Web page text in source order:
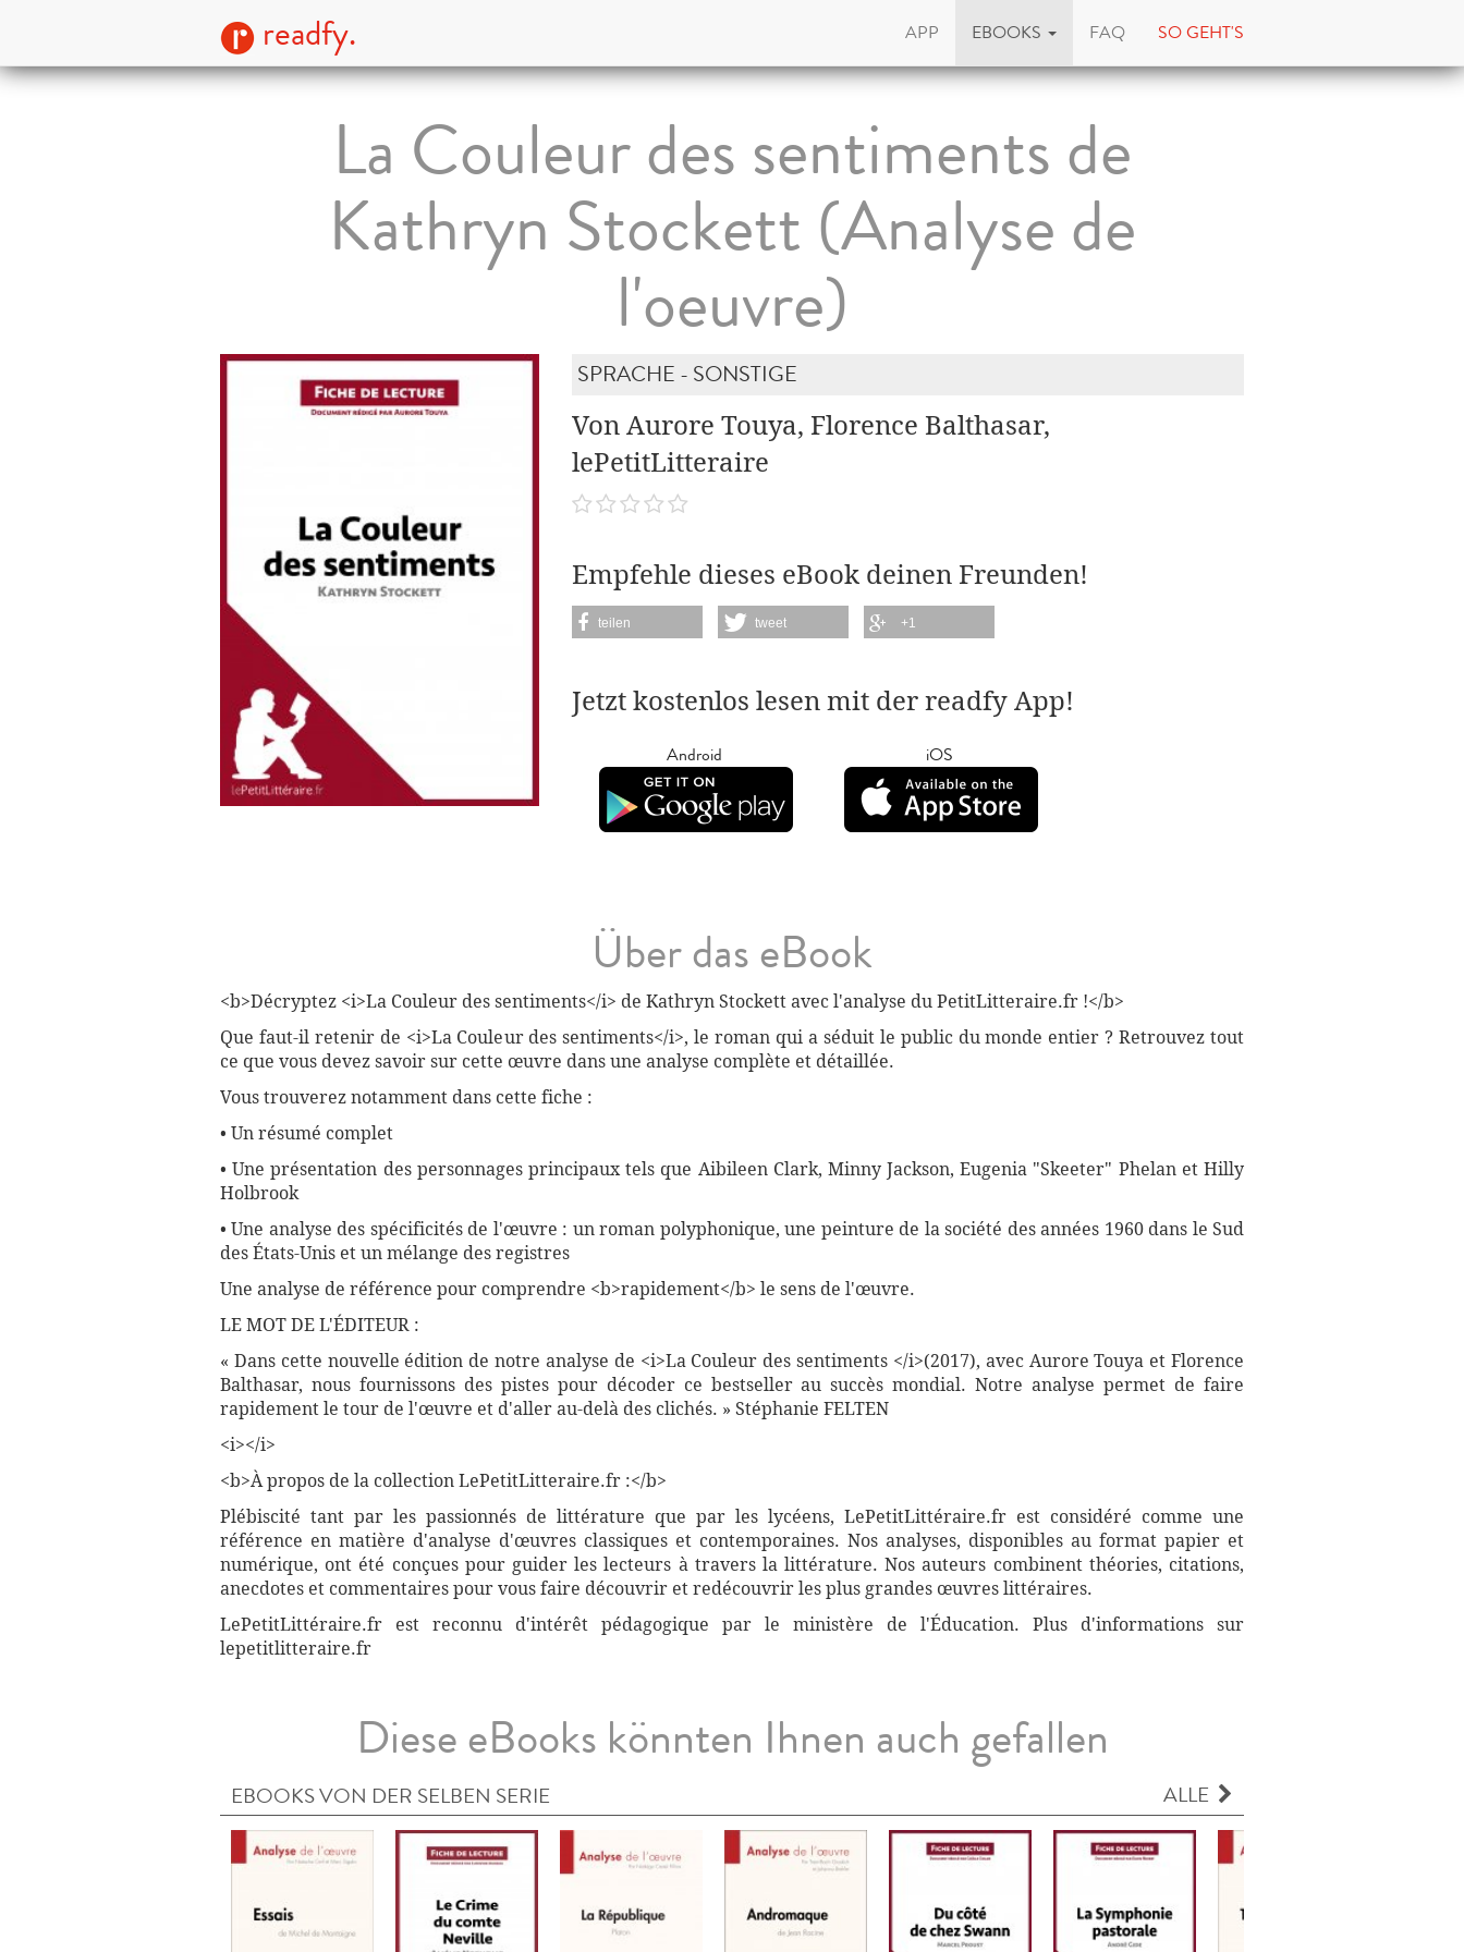
readfy. APP EBOOKS FAQ SO GEHT'S
La Couleur des sentiments de
Kathryn Stockett (Analyse de
l'oeuvre)
SPRACHE - SONSTIGE
Von Aurore Touya, Florence Balthasar,
lePetitLitteraire
Empfehle dieses eBook deinen Freunden!
teilen tweet +1
Jetzt kostenlos lesen mit der readfy App!
Android iOS
Über das eBook
<b>Décryptez <i>La Couleur des sentiments</i> de Kathryn Stockett avec l'analyse du PetitLitteraire.fr !</b>
Que faut-il retenir de <i>La Couleur des sentiments</i>, le roman qui a séduit le public du monde entier ? Retrouvez tout
ce que vous devez savoir sur cette œuvre dans une analyse complète et détaillée.
Vous trouverez notamment dans cette fiche :
• Un résumé complet
• Une présentation des personnages principaux tels que Aibileen Clark, Minny Jackson, Eugenia "Skeeter" Phelan et Hilly
Holbrook
• Une analyse des spécificités de l'œuvre : un roman polyphonique, une peinture de la société des années 1960 dans le Sud
des États-Unis et un mélange des registres
Une analyse de référence pour comprendre <b>rapidement</b> le sens de l'œuvre.
LE MOT DE L'ÉDITEUR :
« Dans cette nouvelle édition de notre analyse de <i>La Couleur des sentiments </i>(2017), avec Aurore Touya et Florence
Balthasar, nous fournissons des pistes pour décoder ce bestseller au succès mondial. Notre analyse permet de faire
rapidement le tour de l'œuvre et d'aller au-delà des clichés. » Stéphanie FELTEN
<i></i>
<b>À propos de la collection LePetitLitteraire.fr :</b>
Plébiscité tant par les passionnés de littérature que par les lycéens, LePetitLittéraire.fr est considéré comme une
référence en matière d'analyse d'œuvres classiques et contemporaines. Nos analyses, disponibles au format papier et
numérique, ont été conçues pour guider les lecteurs à travers la littérature. Nos auteurs combinent théories, citations,
anecdotes et commentaires pour vous faire découvrir et redécouvrir les plus grandes œuvres littéraires.
LePetitLittéraire.fr est reconnu d'intérêt pédagogique par le ministère de l'Éducation. Plus d'informations sur
lepetitlitteraire.fr
Diese eBooks könnten Ihnen auch gefallen
EBOOKS VON DER SELBEN SERIE ALLE